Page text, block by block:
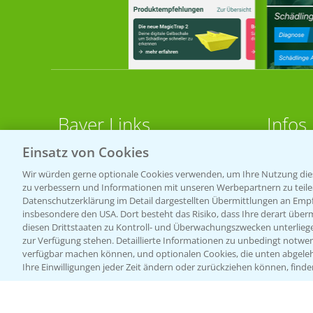
Bayer Links
Bayer Global
Bayer CropScience World
Bayer Karriere
Bayer CropScience Austria
Bayer CropScience Schweiz
Presse
Infos
Apps
Einsatz von Cookies
Wir würden gerne optionale Cookies verwenden, um Ihre Nutzung
zu verbessern und Informationen mit unseren Werbepartnern zu
Datenschutzerklärung im Detail dargestellten Übermittlungen an
insbesondere den USA. Dort besteht das Risiko, dass Ihre derart
diesen Drittstaaten zu Kontroll- und Überwachungszwecken
zur Verfügung stehen. Detaillierte Informationen zu unbedingt
verfügbar machen können, und optionalen Cookies, die unten
Ihre Einwilligungen jeder Zeit ändern oder zurückziehen können,